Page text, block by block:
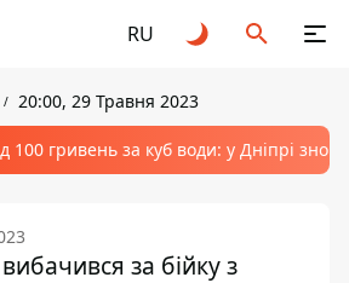
RU
20:00, 29 Травня 2023
100 гривень за куб води: у Дніпрі
за бійку з